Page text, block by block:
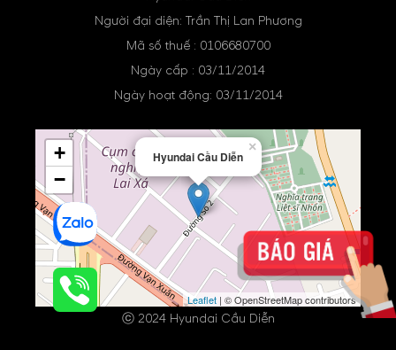
Người đại diện: Trần Thị Lan Phương
Mã số thuế : 0106680700
Ngày cấp : 03/11/2014
Ngày hoạt động: 03/11/2014
Hyundai Cầu Diễn
×
+
−
Leaflet | © OpenStreetMap contributors
ⓒ 2024 Hyundai Cầu Diễn